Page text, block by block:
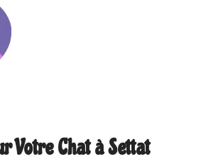
Votre Chat à Settat